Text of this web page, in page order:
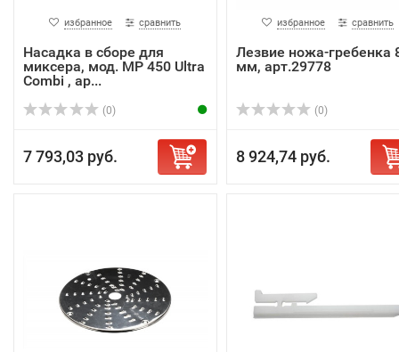
избранное сравнить
Насадка в сборе для
миксера, мод. МР 450 Ultra
Combi , ар...
(0)
7 793,03 руб.
избранное сравнить
Лезвие ножа-гребенка
мм, арт.29778
(0)
8 924,74 руб.